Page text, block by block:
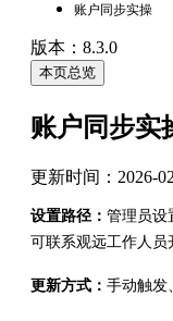
账户同步实操
版本：8.3.0
本页总览
账户同步实
更新时间： 2026-
设置路径： 管理员设
可联系观远工作人员
更新方式： 手动触发